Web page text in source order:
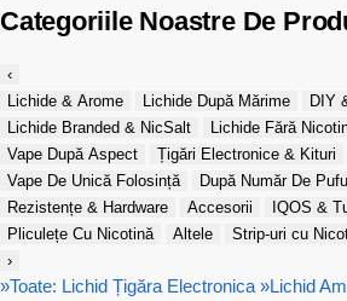
Categoriile Noastre De
‹
Lichide & Arome
Lichide După Mărime
DIY
Lichide Branded & NicSalt
Lichide Fără
Vape După Aspect
Țigări Electronice & Kituri
Vape De Unică Folosință
După Număr De
Rezistențe & Hardware
Accesorii
IQOS &
Pliculețe Cu Nicotină
Altele
Strip-uri cu
›
»Toate: Lichid Țigăra Electronica »Lichid